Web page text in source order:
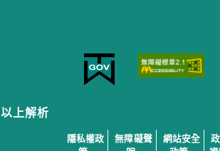
上解析
隱私權政
無障礙聲
網站安全